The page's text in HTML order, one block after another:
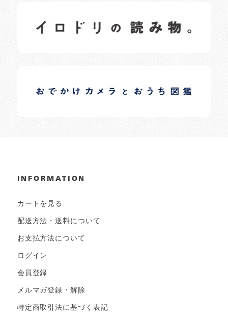
日常の様子など随時更新中です。
日常の様子など随時更新中です。
INFORMATION
カートを見る
配送方法・送料について
お支払方法について
ログイン
会員登録
メルマガ登録・解除
特定商取引法に基づく表記